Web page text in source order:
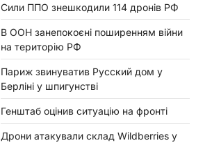
Сили ППО знешкодили 114 дронів РФ
В ООН занепокоєні поширенням війни
на територію РФ
Париж звинуватив Русский дом у
Берліні у шпигунстві
Генштаб оцінив ситуацію на фронті
Дрони атакували склад Wildberries у